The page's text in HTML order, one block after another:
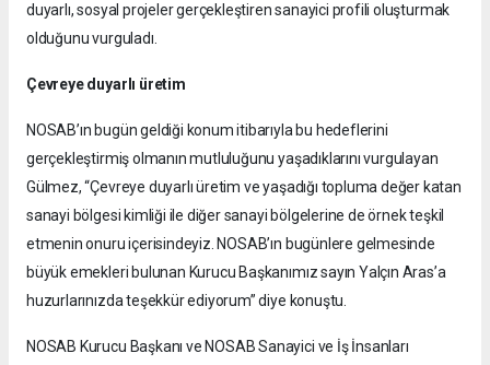
duyarlı, sosyal projeler gerçekleştiren sanayici profili oluşturmak
olduğunu vurguladı.
Çevreye duyarlı üretim
NOSAB’ın bugün geldiği konum itibarıyla bu hedeflerini
gerçekleştirmiş olmanın mutluluğunu yaşadıklarını vurgulayan
Gülmez, “Çevreye duyarlı üretim ve yaşadığı topluma değer katan
sanayi bölgesi kimliği ile diğer sanayi bölgelerine de örnek teşkil
etmenin onuru içerisindeyiz. NOSAB’ın bugünlere gelmesinde
büyük emekleri bulunan Kurucu Başkanımız sayın Yalçın Aras’a
huzurlarınızda teşekkür ediyorum” diye konuştu.
NOSAB Kurucu Başkanı ve NOSAB Sanayici ve İş İnsanları